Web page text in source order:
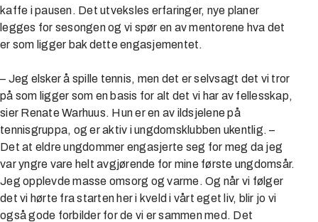
kaffe i pausen. Det utveksles erfaringer, nye planer
legges for sesongen og vi spør en av mentorene hva det
er som ligger bak dette engasjementet.
– Jeg elsker å spille tennis, men det er selvsagt det vi tror
på som ligger som en basis for alt det vi har av fellesskap,
sier Renate Warhuus. Hun er en av ildsjelene på
tennisgruppa, og er aktiv i ungdomsklubben ukentlig. –
Det at eldre ungdommer engasjerte seg for meg da jeg
var yngre vare helt avgjørende for mine første ungdomsår.
Jeg opplevde masse omsorg og varme. Og når vi følger
det vi hørte fra starten her i kveld i vårt eget liv, blir jo vi
også gode forbilder for de vi er sammen med. Det